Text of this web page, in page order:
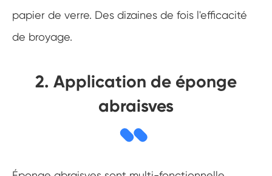
papier de verre. Des dizaines de fois l'efficacité
de broyage.
2. Application de éponge
abraisves